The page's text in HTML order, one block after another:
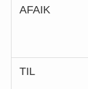
AFAIK
TIL